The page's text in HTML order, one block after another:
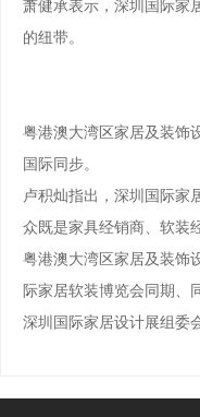
萧健承表示，深圳国际家
的纽带。
粤港澳大湾区家居及装饰
国际同步。
卢积灿指出，深圳国际家
众既是家具经销商、软装
粤港澳大湾区家居及装饰
际家居软装博览会同期、
深圳国际家居设计展组委